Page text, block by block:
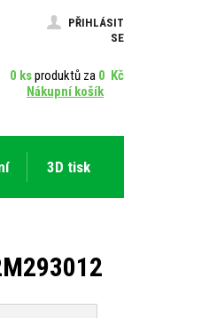
PŘIHLÁSIT
SE
0 ksproduktů za 0 Kč
Nákupní košík
3D tisk